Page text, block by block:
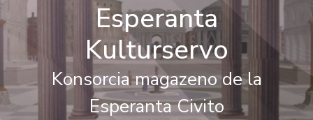
Esperanta
Kulturservo
Konsorcia magazeno de la
Esperanta Civito